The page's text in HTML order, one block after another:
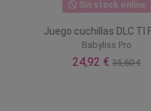
Sin stock online
Juego cuchillas DLC TI
Babyliss Pro
24,92 € 35,60 €